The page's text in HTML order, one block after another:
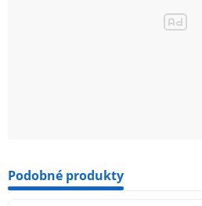
Podobné produkty